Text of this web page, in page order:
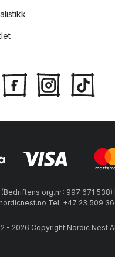
org.nr.: 997 671 538)
Tel: +47 23 509
- 2026 Copyright Nordic Nest